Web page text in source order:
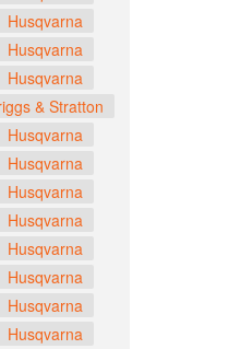
Husqvarna
Husqvarna
Husqvarna
& Stratton
Husqvarna
Husqvarna
Husqvarna
Husqvarna
Husqvarna
Husqvarna
Husqvarna
Husqvarna